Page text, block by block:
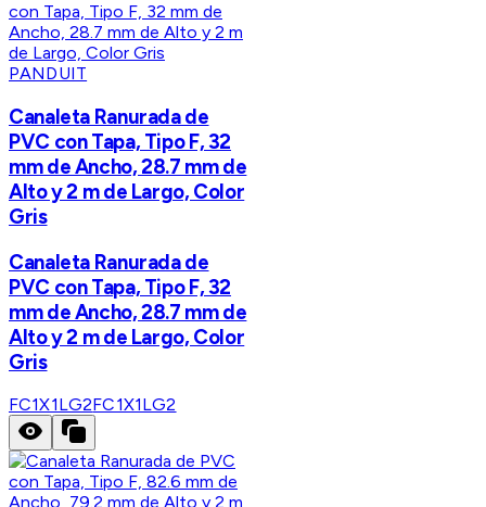
PANDUIT
Canaleta Ranurada de
PVC con Tapa, Tipo F, 32
mm de Ancho, 28.7 mm de
Alto y 2 m de Largo, Color
Gris
Canaleta Ranurada de
PVC con Tapa, Tipo F, 32
mm de Ancho, 28.7 mm de
Alto y 2 m de Largo, Color
Gris
FC1X1LG2FC1X1LG2